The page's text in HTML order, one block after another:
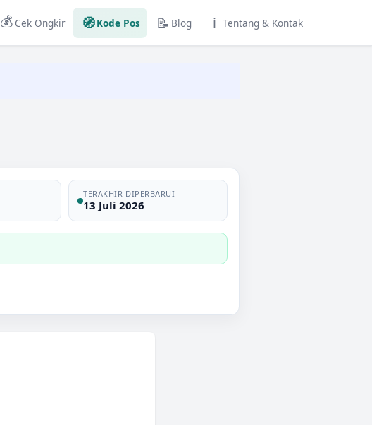
💰 Cek Ongkir 🧭Kode Pos 📝 Blog ℹ️ Tentang & Kontak
TERAKHIR DIPERBARUI
13 Juli 2026